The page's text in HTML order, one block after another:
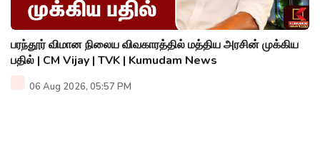
பரந்தூர் விமான நிலைய விவகாரத்தில் மத்திய அரசின் முக்கிய
பதில் | CM Vijay | TVK | Kumudam News
06 Aug 2026, 05:57 PM